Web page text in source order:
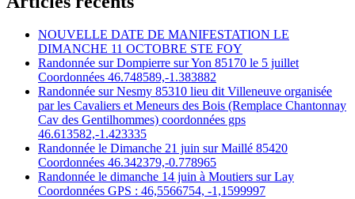
NOUVELLE DATE DE MANIFESTATION LE
DIMANCHE 11 OCTOBRE STE FOY
Randonnée sur Dompierre sur Yon 85170 le 5 juillet
Coordonnées 46.748589,-1.383882
Randonnée sur Nesmy 85310 lieu dit Villeneuve organisée
par les Cavaliers et Meneurs des Bois (Remplace Chantonnay
Cav des Gentilhommes) coordonnées gps
46.613582,-1.423335
Randonnée le Dimanche 21 juin sur Maillé 85420
Coordonnées 46.342379,-0.778965
Randonnée le dimanche 14 juin à Moutiers sur Lay
Coordonnées GPS : 46,5566754, -1,1599997